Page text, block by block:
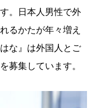
。日本人男性で外
るかたが年々増え
な』は外国人とご
募集しています。